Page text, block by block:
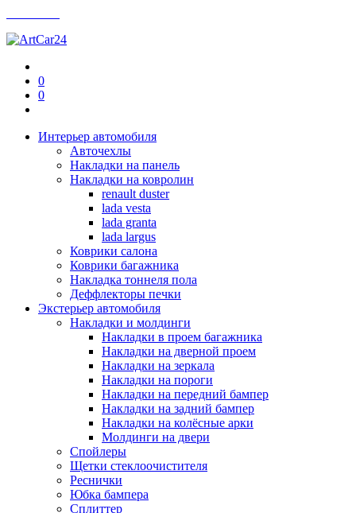
0
0
Интерьер автомобиля
Авточехлы
Накладки на панель
Накладки на ковролин
renault duster
lada vesta
lada granta
lada largus
Коврики салона
Коврики багажника
Накладка тоннеля пола
Деффлекторы печки
Экстерьер автомобиля
Накладки и молдинги
Накладки в проем багажника
Накладки на дверной проем
Накладки на зеркала
Накладки на пороги
Накладки на передний бампер
Накладки на задний бампер
Накладки на колёсные арки
Молдинги на двери
Спойлеры
Щетки стеклоочистителя
Реснички
Юбка бампера
Сплиттер